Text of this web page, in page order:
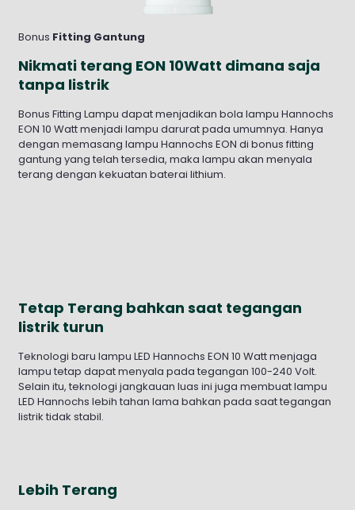
Bonus Fitting Gantung
Nikmati terang EON 10Watt dimana saja
tanpa listrik
Bonus Fitting Lampu dapat menjadikan bola lampu Hannochs
EON 10 Watt menjadi lampu darurat pada umumnya. Hanya
dengan memasang lampu Hannochs EON di bonus fitting
gantung yang telah tersedia, maka lampu akan menyala
terang dengan kekuatan baterai lithium.
Tetap Terang bahkan saat tegangan
listrik turun
Teknologi baru lampu LED Hannochs EON 10 Watt menjaga
lampu tetap dapat menyala pada tegangan 100-240 Volt.
Selain itu, teknologi jangkauan luas ini juga membuat lampu
LED Hannochs lebih tahan lama bahkan pada saat tegangan
listrik tidak stabil.
Lebih Terang